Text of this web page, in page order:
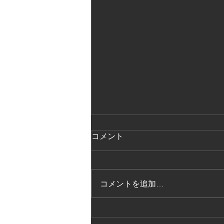
法的保護講習の実施
コメント
コメントを追加…